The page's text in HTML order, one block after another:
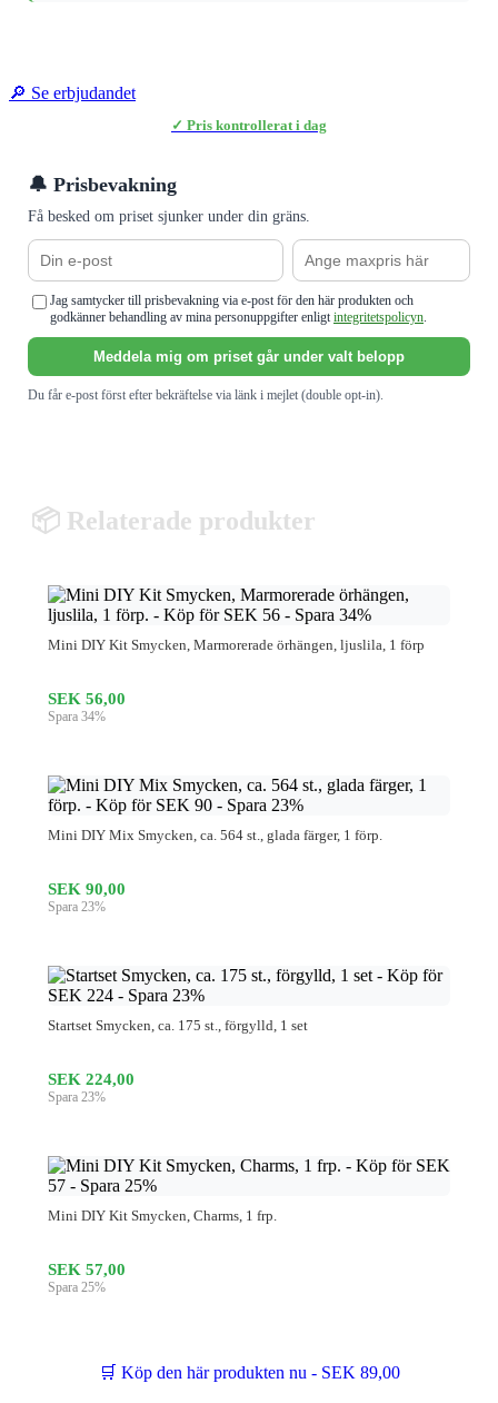
🔎 Se erbjudandet
✓ Pris kontrollerat i dag
🔔 Prisbevakning
Få besked om priset sjunker under din gräns.
Jag samtycker till prisbevakning via e-post för den här produkten och
godkänner behandling av mina personuppgifter enligtintegritetspolicyn.
Meddela mig om priset går under valt belopp
Du får e-post först efter bekräftelse via länk i mejlet (double opt-in).
📦 Relaterade produkter
Mini DIY Kit Smycken, Marmorerade örhängen, ljuslila, 1 förp
SEK 56,00
Spara 34%
Mini DIY Mix Smycken, ca. 564 st., glada färger, 1 förp.
SEK 90,00
Spara 23%
Startset Smycken, ca. 175 st., förgylld, 1 set
SEK 224,00
Spara 23%
Mini DIY Kit Smycken, Charms, 1 frp.
SEK 57,00
Spara 25%
🛒 Köp den här produkten nu - SEK 89,00